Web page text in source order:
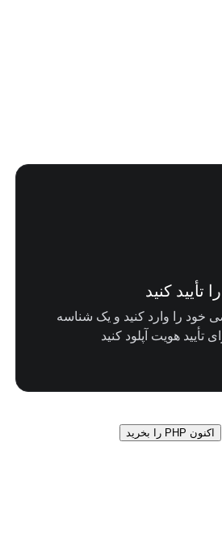
کنید
خود را وارد کنید و یک شناسه
تأیید هویت آپلود کنید
اکنون PHP را بخرید